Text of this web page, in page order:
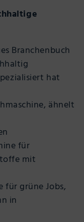
Branchenbuch
hat
ähnelt
für
mit
für grüne Jobs,
in